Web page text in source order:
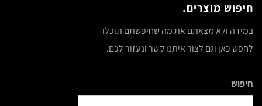
חיפוש מוצרים.
במידה ולא מצאתם את מה שחיפשתם תוכלו
לחפש כאן וגם לצור איתנו קשר ונעזור לכם.
חיפוש